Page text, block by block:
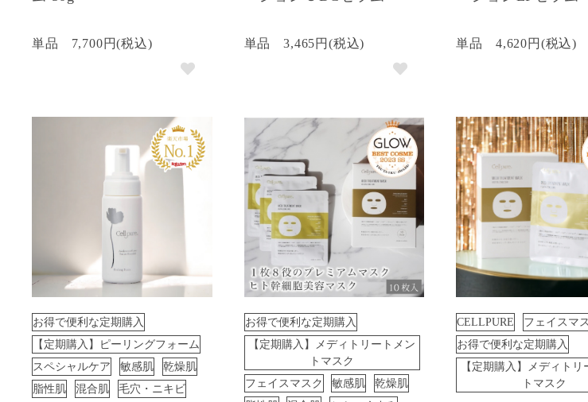
単品 7,700円(税込) 単品 3,465円(税込) 単品 4,620円(税込)
お得で便利な定期購入
【定期購入】ピーリングフォーム
スペシャルケア
敏感肌
乾燥肌
脂性肌
混合肌 毛穴・ニキビ
お得で便利な定期購入
【定期購入】メディトリートメン
トマスク
フェイスマスク
敏感肌
乾燥肌
CELLPURE
フェイスマ
お得で便利な定期購入
【定期購入】メディトリ
トマスク